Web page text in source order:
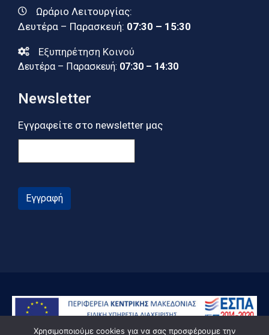
Ωράριο Λειτουργίας:
Δευτέρα – Παρασκευή: 07:30 – 15:30
Εξυπηρέτηση Κοινού
Δευτέρα – Παρασκευή: 07:30 – 14:30
Newsletter
Εγγραφείτε στο newsletter μας
Εγγραφή
Χρησιμοποιούμε cookies για να σας προσφέρουμε την